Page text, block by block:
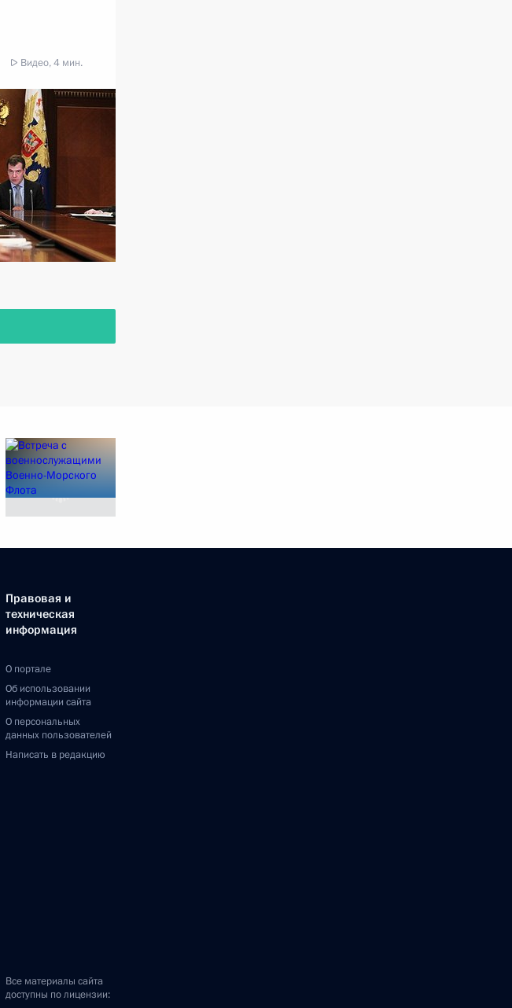
Видео, 4 мин.
Правовая и
техническая
информация
О портале
Об использовании
информации сайта
О персональных
данных пользователей
Написать в редакцию
Все материалы сайта
доступны по лицензии: